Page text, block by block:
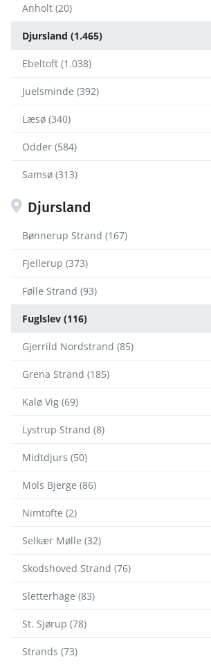
Anholt (20)
Djursland (1.465)
Ebeltoft (1.038)
Juelsminde (392)
Læsø (340)
Odder (584)
Samsø (313)
Djursland
Bønnerup Strand (167)
Fjellerup (373)
Følle Strand (93)
Fuglslev (116)
Gjerrild Nordstrand (85)
Grena Strand (185)
Kalø Vig (69)
Lystrup Strand (8)
Midtdjurs (50)
Mols Bjerge (86)
Nimtofte (2)
Selkær Mølle (32)
Skodshoved Strand (76)
Sletterhage (83)
St. Sjørup (78)
Strands (73)